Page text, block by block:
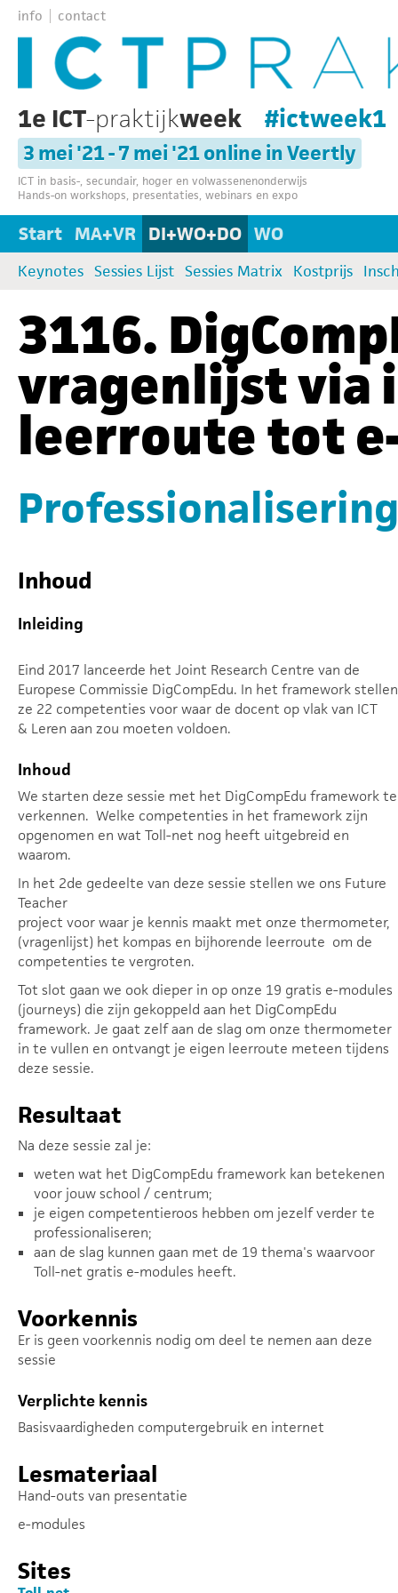
info contact
1e ICT-praktijkweek #ictweek1
3 mei '21 - 7 mei '21 online in Veertly
ICT in basis-, secundair, hoger en volwassenenonderwijs
Hands-on workshops, presentaties, webinars en expo
Start MA+VR DI+WO+DO WO
Keynotes Sessies Lijst Sessies Matrix Kostprijs
3116.
vragenlijst via
leerroute tot
Inhoud
Inleiding
Eind 2017 lanceerde het Joint Research Centre van de
Europese Commissie DigCompEdu. In het framework stellen
ze 22 competenties voor waar de docent op vlak van ICT
& Leren aan zou moeten voldoen.
Inhoud
We starten deze sessie met het DigCompEdu framework te
verkennen. Welke competenties in het framework zijn
opgenomen en wat Toll-net nog heeft uitgebreid en
waarom.
In het 2de gedeelte van deze sessie stellen we ons Future
Teacher
project voor waar je kennis maakt met onze thermometer,
(vragenlijst) het kompas en bijhorende leerroute om de
competenties te vergroten.
Tot slot gaan we ook dieper in op onze 19 gratis e-modules
(journeys) die zijn gekoppeld aan het DigCompEdu
framework. Je gaat zelf aan de slag om onze thermometer
in te vullen en ontvangt je eigen leerroute meteen tijdens
deze sessie.
Resultaat
Na deze sessie zal je:
weten wat het DigCompEdu framework kan betekenen
voor jouw school / centrum;
je eigen competentieroos hebben om jezelf verder te
professionaliseren;
aan de slag kunnen gaan met de 19 thema's waarvoor
Toll-net gratis e-modules heeft.
Voorkennis
Er is geen voorkennis nodig om deel te nemen aan deze
sessie
Verplichte kennis
Basisvaardigheden computergebruik en internet
Lesmateriaal
Hand-outs van presentatie
e-modules
Sites